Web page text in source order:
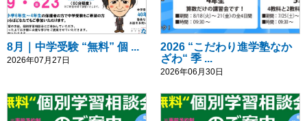
8月｜中学受験 “無料” 個 ...
2026年07月27日
2026 “こだわり進学塾なか
ざわ“ 季 ...
2026年06月30日